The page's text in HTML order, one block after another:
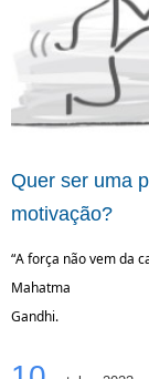
Quer ser uma
motivação?
“A força não vem da
Mahatma
Gandhi.